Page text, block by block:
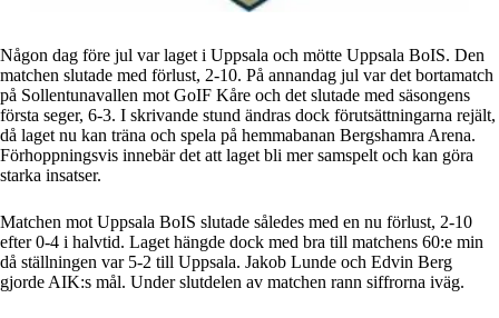
Någon dag före jul var laget i Uppsala och mötte Uppsala BoIS. Den
matchen slutade med förlust, 2-10. På annandag jul var det bortamatch
på Sollentunavallen mot GoIF Kåre och det slutade med säsongens
första seger, 6-3. I skrivande stund ändras dock förutsättningarna rejält,
då laget nu kan träna och spela på hemmabanan Bergshamra Arena.
Förhoppningsvis innebär det att laget bli mer samspelt och kan göra
starka insatser.
Matchen mot Uppsala BoIS slutade således med en nu förlust, 2-10
efter 0-4 i halvtid. Laget hängde dock med bra till matchens 60:e min
då ställningen var 5-2 till Uppsala. Jakob Lunde och Edvin Berg
gjorde AIK:s mål. Under slutdelen av matchen rann siffrorna iväg.